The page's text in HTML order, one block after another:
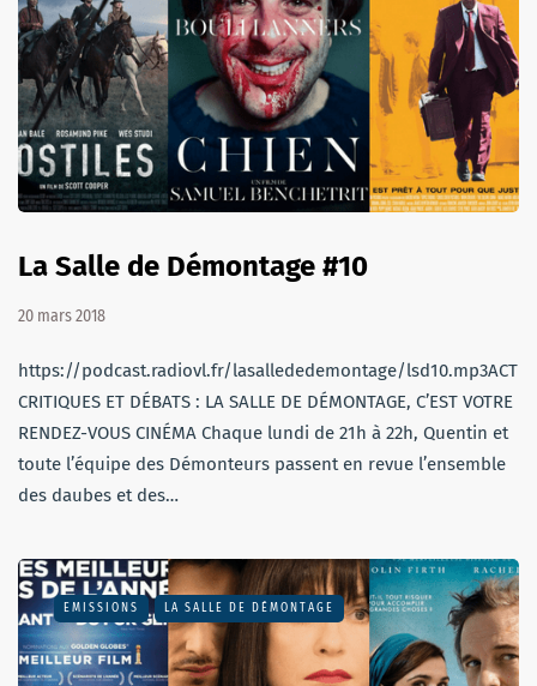
La Salle de Démontage #10
20 mars 2018
https://podcast.radiovl.fr/lasallededemontage/lsd10.mp3ACTU,
CRITIQUES ET DÉBATS : LA SALLE DE DÉMONTAGE, C’EST VOTRE
RENDEZ-VOUS CINÉMA Chaque lundi de 21h à 22h, Quentin et
toute l’équipe des Démonteurs passent en revue l’ensemble
des daubes et des…
EMISSIONS LA SALLE DE DÉMONTAGE